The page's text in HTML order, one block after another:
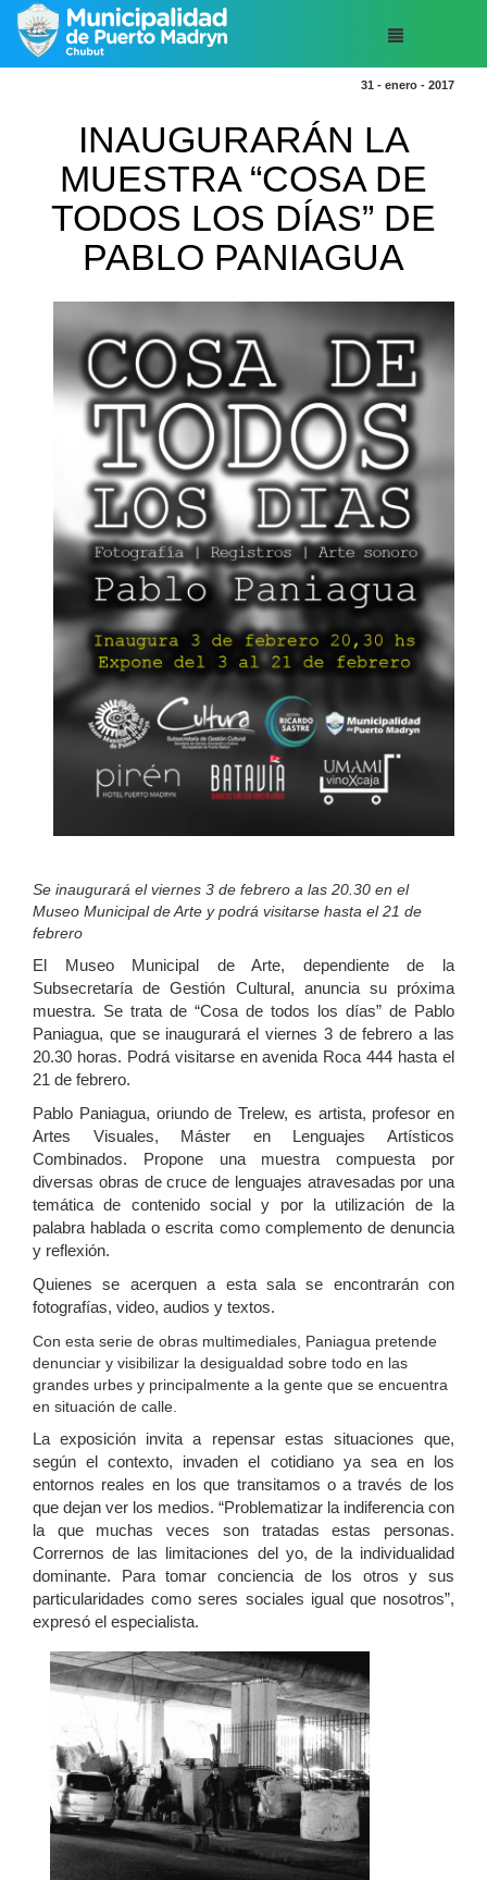
31 - enero - 2017
INAUGURARÁN LA
MUESTRA “COSA DE
TODOS LOS DÍAS” DE
PABLO PANIAGUA
Se inaugurará el viernes 3 de febrero a las 20.30 en el
Museo Municipal de Arte y podrá visitarse hasta el 21 de
febrero
El Museo Municipal de Arte, dependiente de la
Subsecretaría de Gestión Cultural, anuncia su próxima
muestra. Se trata de “Cosa de todos los días” de Pablo
Paniagua, que se inaugurará el viernes 3 de febrero a las
20.30 horas. Podrá visitarse en avenida Roca 444 hasta el
21 de febrero.
Pablo Paniagua, oriundo de Trelew, es artista, profesor en
Artes Visuales, Máster en Lenguajes Artísticos
Combinados. Propone una muestra compuesta por
diversas obras de cruce de lenguajes atravesadas por una
temática de contenido social y por la utilización de la
palabra hablada o escrita como complemento de denuncia
y reflexión.
Quienes se acerquen a esta sala se encontrarán con
fotografías, video, audios y textos.
Con esta serie de obras multimediales, Paniagua pretende
denunciar y visibilizar la desigualdad sobre todo en las
grandes urbes y principalmente a la gente que se encuentra
en situación de calle.
La exposición invita a repensar estas situaciones que,
según el contexto, invaden el cotidiano ya sea en los
entornos reales en los que transitamos o a través de los
que dejan ver los medios. “Problematizar la indiferencia con
la que muchas veces son tratadas estas personas.
Corrernos de las limitaciones del yo, de la individualidad
dominante. Para tomar conciencia de los otros y sus
particularidades como seres sociales igual que nosotros”,
expresó el especialista.